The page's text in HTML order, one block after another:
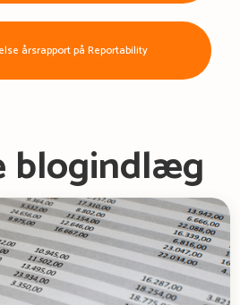
årsrapport på Reportability
blogindlæg